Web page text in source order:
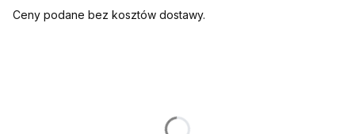
Ceny podane bez kosztów dostawy.
IMIONA w odmienionej formie